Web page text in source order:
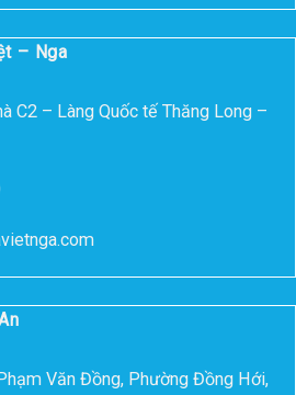
– Nga
C2 – Làng Quốc tế Thăng Long –
Văn Đồng, Phường Đồng Hới,